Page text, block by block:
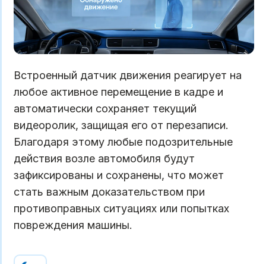
Встроенный датчик движения реагирует на
любое активное перемещение в кадре и
автоматически сохраняет текущий
видеоролик, защищая его от перезаписи.
Благодаря этому любые подозрительные
действия возле автомобиля будут
зафиксированы и сохранены, что может
стать важным доказательством при
противоправных ситуациях или попытках
повреждения машины.